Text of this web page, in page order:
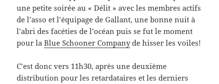
une petite soirée au « Délit » avec les membres actifs
de l’asso et l’équipage de Gallant, une bonne nuit à
l’abri des facéties de l’océan puis se fut le moment
pour laBlue Schooner Companyde hisser les voiles!
C’est donc vers 11h30, après une deuxième
distribution pour les retardataires et les derniers